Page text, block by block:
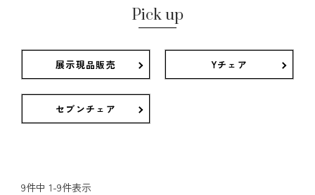
Pick up
展示現品販売 Yチェア
セブンチェア
9件中 1-9件表示